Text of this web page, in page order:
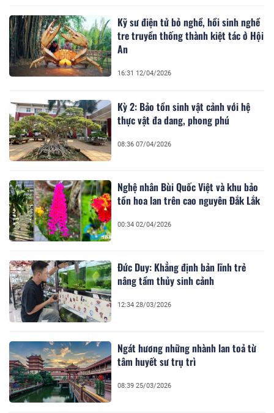
Kỹ sư điện tử bỏ nghề, hồi sinh nghề
tre truyền thống thành kiệt tác ở Hội
An
16:31 12/04/2026
Kỳ 2: Bảo tồn sinh vật cảnh với hệ
thực vật đa dang, phong phú
08:36 07/04/2026
Nghệ nhân Bùi Quốc Việt và khu bảo
tồn hoa lan trên cao nguyên Đắk Lắk
00:34 02/04/2026
Đức Duy: Khẳng định bản lĩnh trẻ
nâng tầm thủy sinh cảnh
12:34 28/03/2026
Ngát hương những nhành lan toả từ
tâm huyết sư trụ trì
08:39 25/03/2026